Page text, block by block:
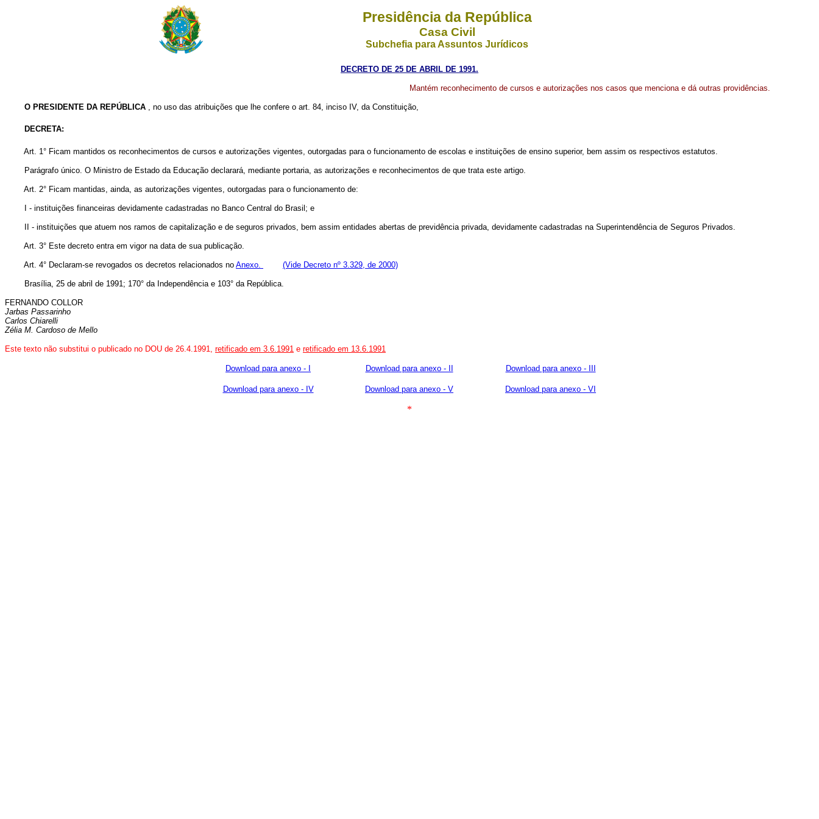
Presidência da República
Casa Civil
Subchefia para Assuntos Jurídicos
DECRETO DE 25 DE ABRIL DE 1991.
Mantém reconhecimento de cursos e autorizações nos casos que menciona e dá outras providências.
O PRESIDENTE DA REPÚBLICA , no uso das atribuições que lhe confere o art. 84, inciso IV, da Constituição,
DECRETA:
Art. 1° Ficam mantidos os reconhecimentos de cursos e autorizações vigentes, outorgadas para o funcionamento de escolas e instituições de ensino superior, bem assim os respectivos estatutos.
Parágrafo único. O Ministro de Estado da Educação declarará, mediante portaria, as autorizações e reconhecimentos de que trata este artigo.
Art. 2° Ficam mantidas, ainda, as autorizações vigentes, outorgadas para o funcionamento de:
I - instituições financeiras devidamente cadastradas no Banco Central do Brasil; e
II - instituições que atuem nos ramos de capitalização e de seguros privados, bem assim entidades abertas de previdência privada, devidamente cadastradas na Superintendência de Seguros Privados.
Art. 3° Este decreto entra em vigor na data de sua publicação.
Art. 4° Declaram-se revogados os decretos relacionados no Anexo. (Vide Decreto nº 3.329, de 2000)
Brasília, 25 de abril de 1991; 170° da Independência e 103° da República.
FERNANDO COLLOR
Jarbas Passarinho
Carlos Chiarelli
Zélia M. Cardoso de Mello
Este texto não substitui o publicado no DOU de 26.4.1991, retificado em 3.6.1991 e retificado em 13.6.1991
Download para anexo - I Download para anexo - II Download para anexo - III
Download para anexo - IV Download para anexo - V Download para anexo - VI
*